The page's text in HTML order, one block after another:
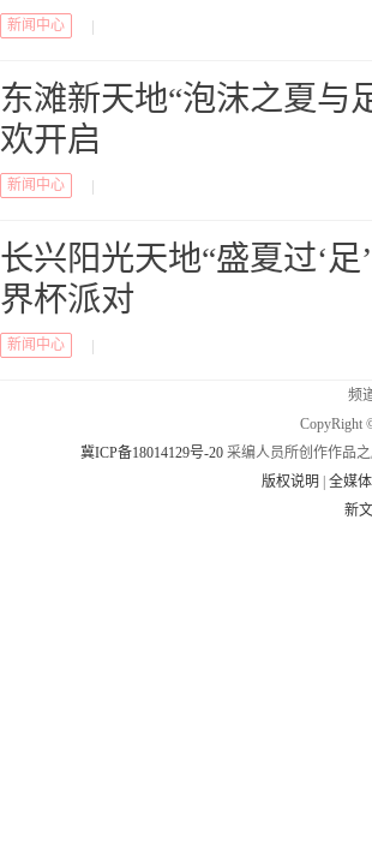
新闻中心
东滩新天地“泡沫之夏与
欢开启
新闻中心
长兴阳光天地“盛夏过‘足
界杯派对
新闻中心
频
CopyRight
冀ICP备18014129号-20 采编人员所创作作品
版权说明
|全媒
新